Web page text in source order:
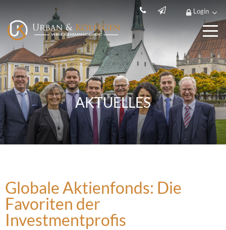
Login
AKTUELLES
Globale Aktienfonds: Die
Favoriten der
Investmentprofis